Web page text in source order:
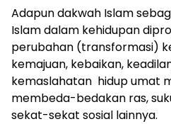
Adapun dakwah Islam
Islam dalam kehidupan
perubahan (transformasi)
kemajuan, kebaikan,
kemaslahatan hidup umat
membeda-bedakan ras,
sekat-sekat sosial lainnya.